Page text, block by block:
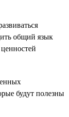
общий язык
будут полезны